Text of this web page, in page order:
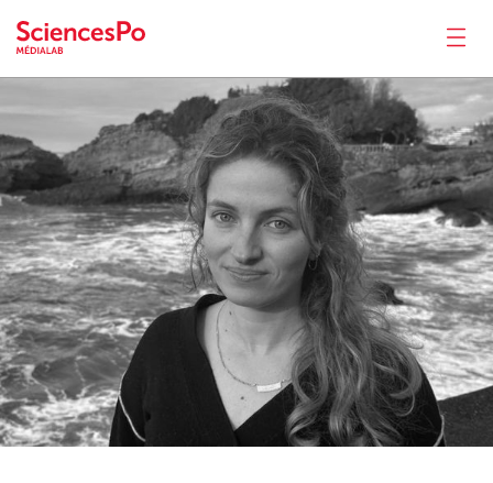
Actualités
Productions
Activités
Outils
Séminaire
Recrutement
Lydia Passet